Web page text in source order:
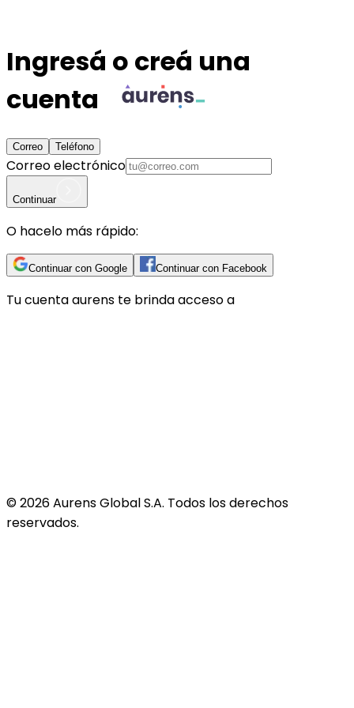
Ingresá o creá una
cuenta
Correo Teléfono
Correo electrónico
Continuar
O hacelo más rápido:
Continuar con Google Continuar con Facebook
Tu cuentaaurens te brinda acceso a
©2026Aurens Global S.A. Todos los derechos
reservados.